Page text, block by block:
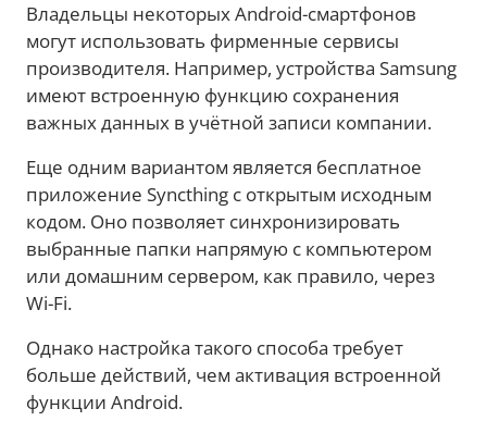
Владельцы некоторых Android-смартфонов
могут использовать фирменные сервисы
производителя. Например, устройства Samsung
имеют встроенную функцию сохранения
важных данных в учётной записи компании.
Еще одним вариантом является бесплатное
приложение Syncthing с открытым исходным
кодом. Оно позволяет синхронизировать
выбранные папки напрямую с компьютером
или домашним сервером, как правило, через
Wi-Fi.
Однако настройка такого способа требует
больше действий, чем активация встроенной
функции Android.